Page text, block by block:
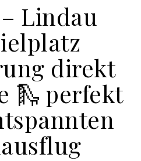
Lindau
direkt
🛝 perfekt